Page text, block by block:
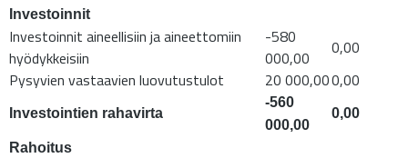
Investoinnit
Investoinnit aineellisiin ja aineettomiin
hyödykkeisiin
-580
000,00
0,00
Pysyvien vastaavien luovutustulot
20 000,000,00
Investointien rahavirta
-560
000,00
0,00
Rahoitus